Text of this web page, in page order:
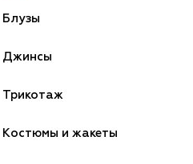
Блузы
Джинсы
Трикотаж
Костюмы и жакеты